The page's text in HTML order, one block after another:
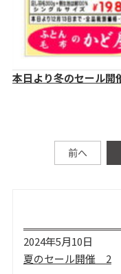
開催です
前へ
夏のセール開催 2
2024年5月10日